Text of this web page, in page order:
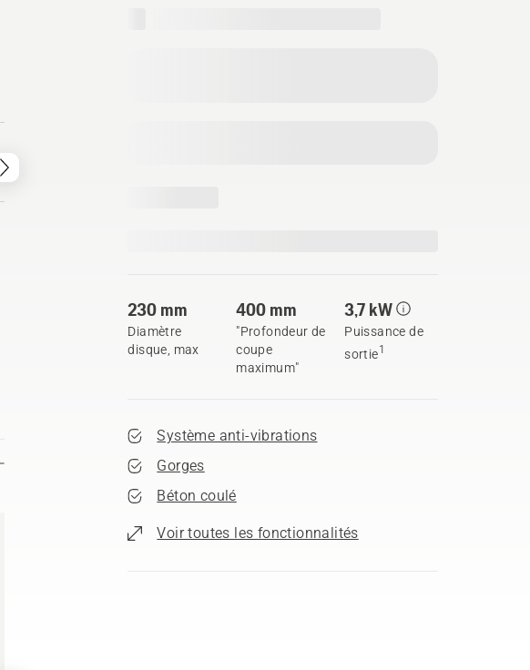
230 mm
Diamètre
disque, max
400 mm
"Profondeur de
coupe
maximum"
3,7 kW
Puissance de
sortie1
Système anti-vibrations
Gorges
Béton coulé
Voir toutes les fonctionnalités